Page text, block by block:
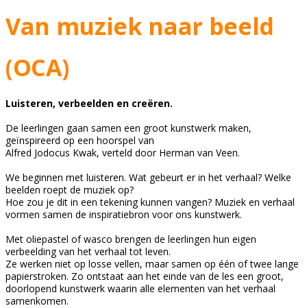
Van muziek naar beeld
(OCA)
Luisteren, verbeelden en creëren.
De leerlingen gaan samen een groot kunstwerk maken,
geïnspireerd op een hoorspel van
Alfred Jodocus Kwak, verteld door Herman van Veen.
We beginnen met luisteren. Wat gebeurt er in het verhaal? Welke
beelden roept de muziek op?
Hoe zou je dit in een tekening kunnen vangen? Muziek en verhaal
vormen samen de inspiratiebron voor ons kunstwerk.
Met oliepastel of wasco brengen de leerlingen hun eigen
verbeelding van het verhaal tot leven.
Ze werken niet op losse vellen, maar samen op één of twee lange
papierstroken. Zo ontstaat aan het einde van de les een groot,
doorlopend kunstwerk waarin alle elementen van het verhaal
samenkomen.